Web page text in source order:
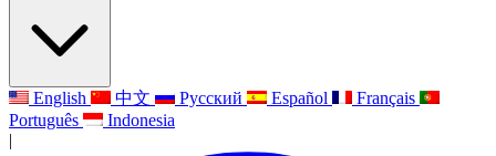
English 中文 Русский Español
Français
Português
Indonesia
|